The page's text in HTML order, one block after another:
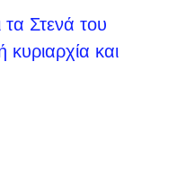
Στενά του
κυριαρχία και